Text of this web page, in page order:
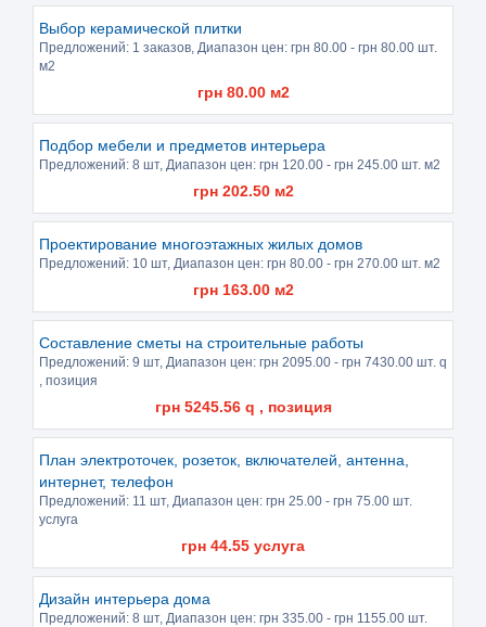
Выбор керамической плитки
Предложений: 1 заказов , Диапазон цен: грн 80.00 - грн 80.00 шт.
м2
грн 80.00м2
Подбор мебели и предметов интерьера
Предложений: 8 шт, Диапазон цен: грн 120.00 - грн 245.00 шт. м2
грн 202.50м2
Проектирование многоэтажных жилых домов
Предложений: 10 шт, Диапазон цен: грн 80.00 - грн 270.00 шт. м2
грн 163.00м2
Составление сметы на строительные работы
Предложений: 9 шт, Диапазон цен: грн 2095.00 - грн 7430.00 шт. q
, позиция
грн 5245.56q , позиция
План электроточек, розеток, включателей, антенна,
интернет, телефон
Предложений: 11 шт, Диапазон цен: грн 25.00 - грн 75.00 шт.
услуга
грн 44.55 услуга
Дизайн интерьера дома
Предложений: 8 шт, Диапазон цен: грн 335.00 - грн 1155.00 шт.